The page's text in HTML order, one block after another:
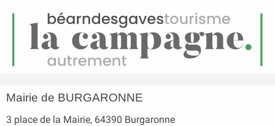
Menu
Mairie de BURGARONNE
Mairie de BURGARONNE
3 place de la Mairie, 64390 Burgaronne